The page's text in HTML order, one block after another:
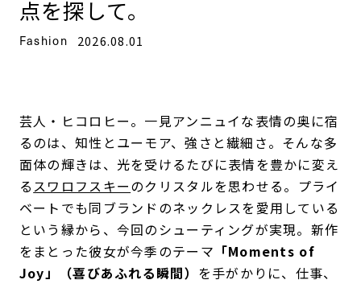
点を探して。
Fashion 2026.08.01
芸人・ヒコロヒー。一見アンニュイな表情の奥に宿
るのは、知性とユーモア、強さと繊細さ。そんな多
面体の輝きは、光を受けるたびに表情を豊かに変え
るスワロフスキーのクリスタルを思わせる。プライ
ベートでも同ブランドのネックレスを愛用している
という縁から、今回のシューティングが実現。新作
をまとった彼女が今季のテーマ 「Moments of
Joy」（喜びあふれる瞬間） を手がかりに、仕事、